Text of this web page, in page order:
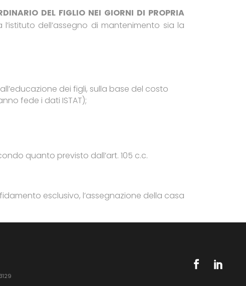
DEL FIGLIO NEI GIORNI DI PROPRIA
dell’assegno di mantenimento sia la
dei figli, sulla base del costo
fede i dati ISTAT);
quanto previsto dall’art. 105 c.c.
esclusivo, l’assegnazione della casa